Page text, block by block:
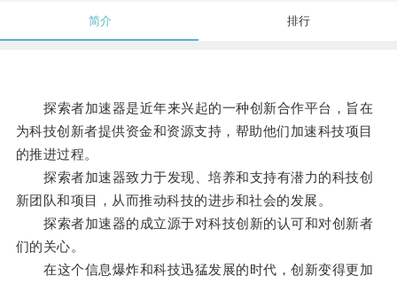
简介 排行
探索者加速器是近年来兴起的一种创新合作平台，旨在
为科技创新者提供资金和资源支持，帮助他们加速科技项目
的推进过程。
探索者加速器致力于发现、培养和支持有潜力的科技创
新团队和项目，从而推动科技的进步和社会的发展。
探索者加速器的成立源于对科技创新的认可和对创新者
们的关心。
在这个信息爆炸和科技迅猛发展的时代，创新变得更加